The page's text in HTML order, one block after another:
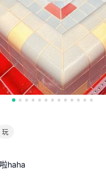
玩
haha